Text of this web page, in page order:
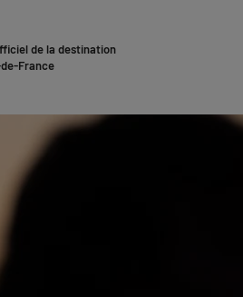
de la destination
France